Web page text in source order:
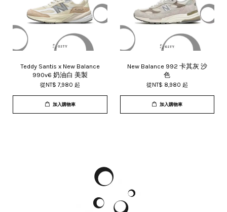
Teddy Santis x New Balance
990v6 奶油白 美製
從NT$ 7,980 起
加入購物車
New Balance 992 卡其灰 沙
色
從NT$ 8,980 起
加入購物車